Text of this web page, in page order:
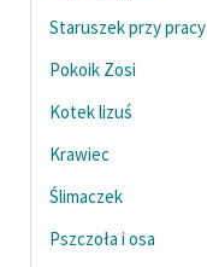
Staruszek przy pracy
Pokoik Zosi
Kotek lizuś
Krawiec
Ślimaczek
Pszczoła i osa